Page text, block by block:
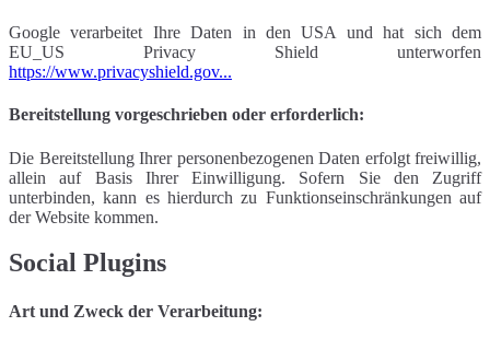
Google verarbeitet Ihre Daten in den USA und hat sich dem
EU_US Privacy Shield unterworfen
https://www.privacyshield.gov...
Bereitstellung vorgeschrieben oder erforderlich:
Die Bereitstellung Ihrer personenbezogenen Daten erfolgt freiwillig,
allein auf Basis Ihrer Einwilligung. Sofern Sie den Zugriff
unterbinden, kann es hierdurch zu Funktionseinschränkungen auf
der Website kommen.
Social Plugins
Art und Zweck der Verarbeitung: